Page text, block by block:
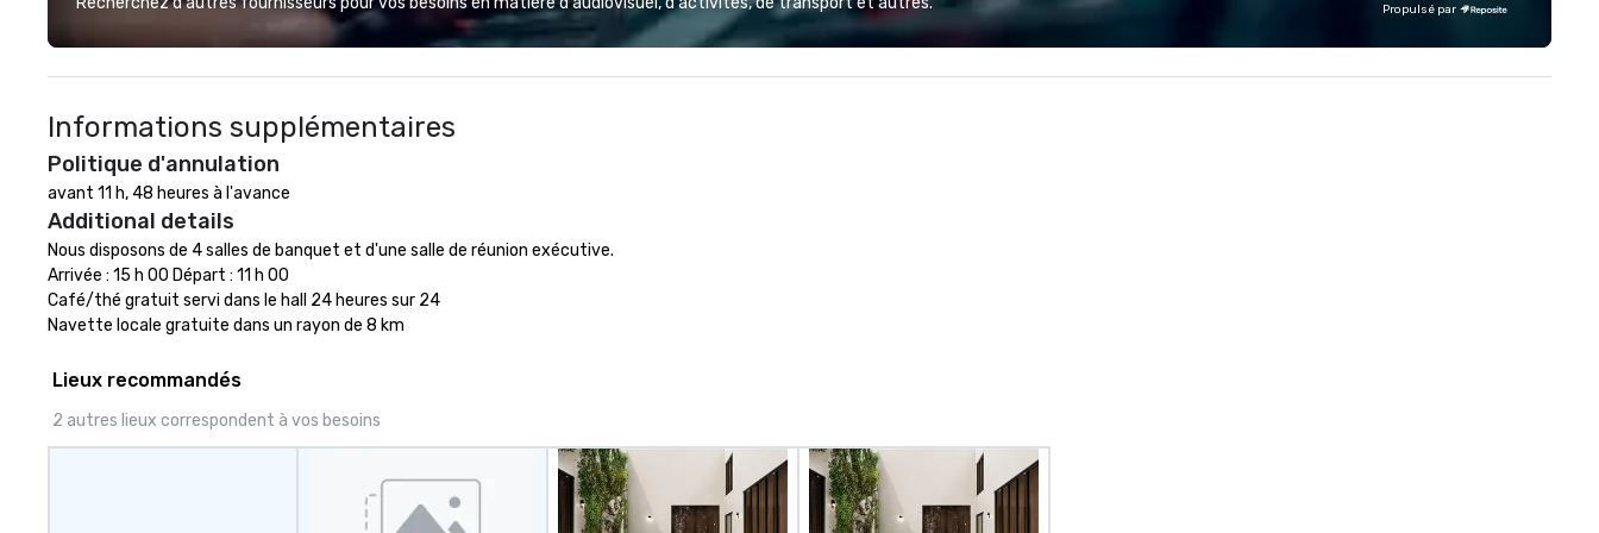
events beyond typical “pub trivia.”
(Check out the promo videos for
quick snippets!) • Customized
event experience for all
attendees. • You do not have to
be a “trivia person” to have lots of
fun! We take a unique and
creative approach to a range of
topics and fun facts, aiming to
both inform and entertain. In
short, we want you to have a
good time throughout! Team
Conferences are our specialty!
“non-cringey”) way for attendees
to connect quickly — especially
Whether orchestrating an
intimate gathering for 10 or a
large-scale production for
shopping begin! The NYC Ultimate
Secondhand Shopping Experience
you are and how you want to
Propulsé par
Informations supplémentaires
Politique d'annulation
avant 11 h, 48 heures à l'avance
Additional details
Nous disposons de 4 salles de banquet et d'une salle de réunion exécutive.
Arrivée : 15 h 00 Départ : 11 h 00
Café/thé gratuit servi dans le hall 24 heures sur 24
Navette locale gratuite dans un rayon de 8 km
Lieux recommandés
2 autres lieux correspondent à vos besoins